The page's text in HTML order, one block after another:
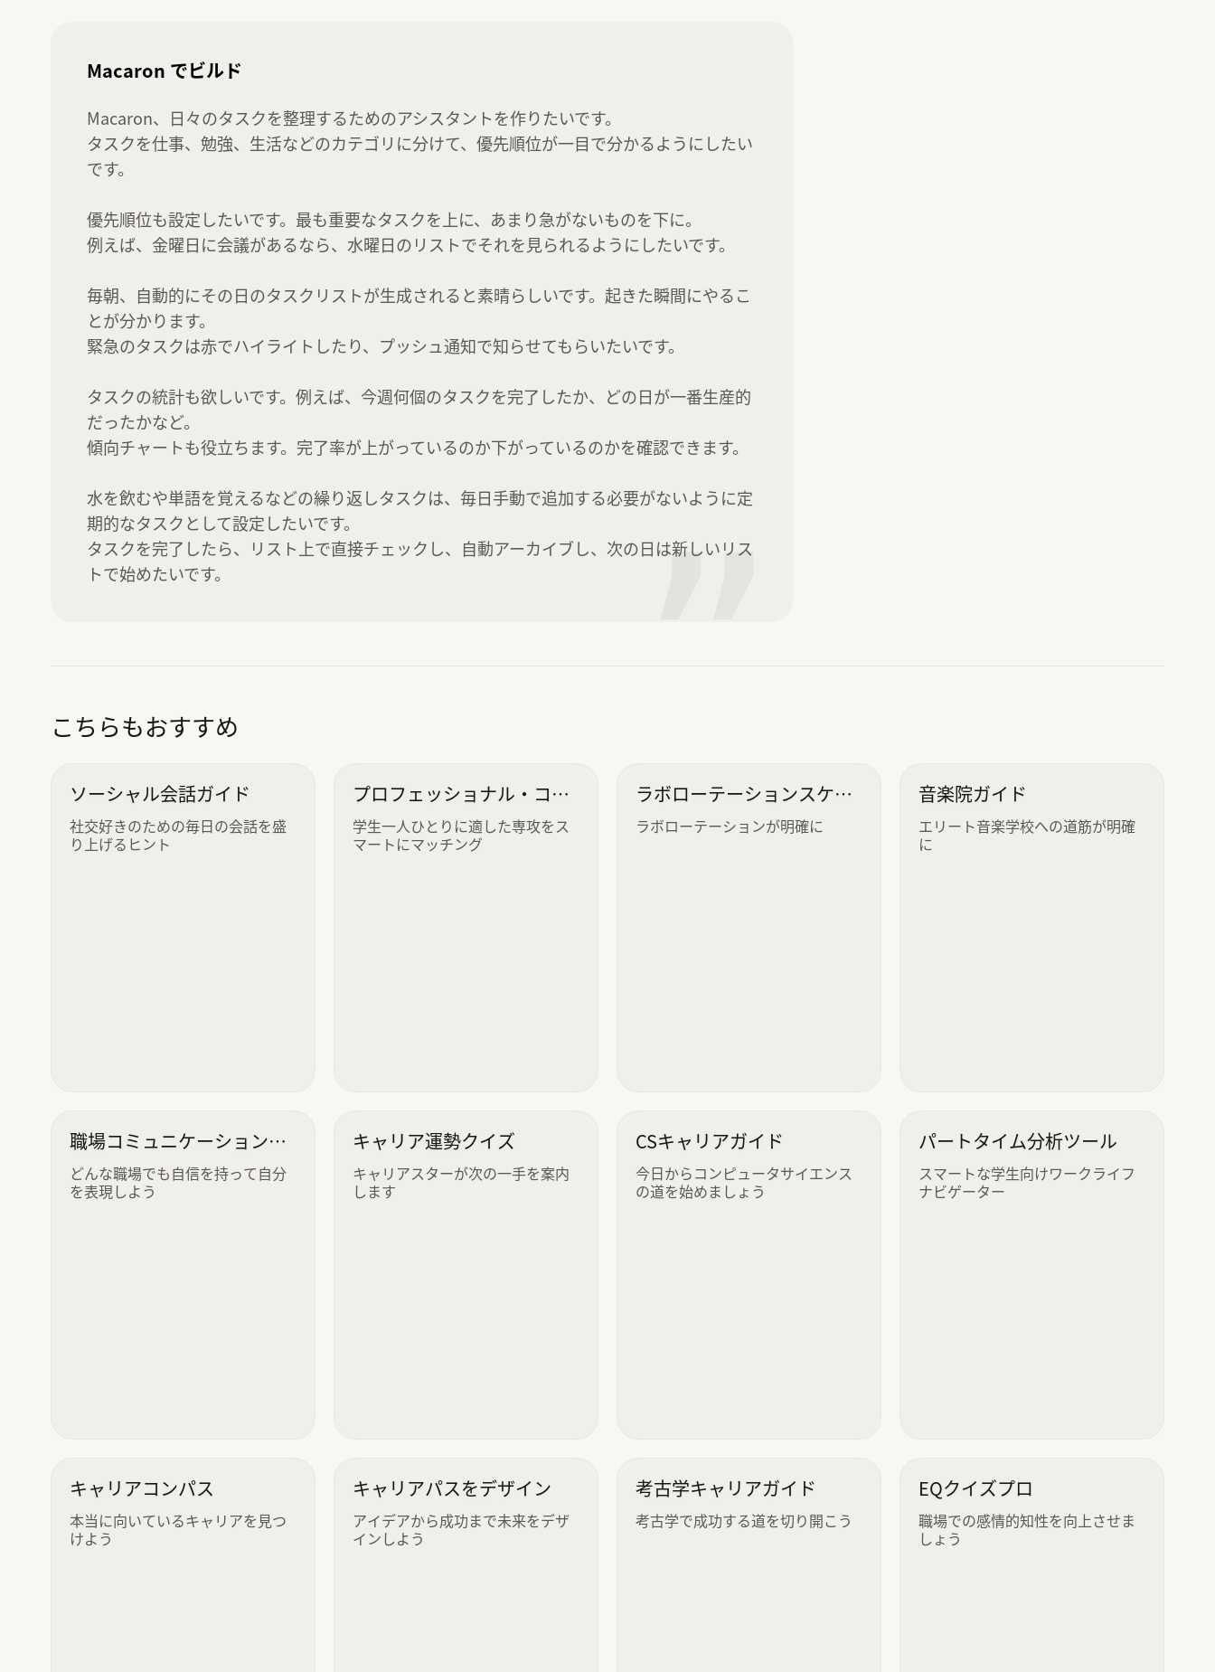
Macaron でビルド
Macaron、日々のタスクを整理するためのアシスタントを作りたいです。
タスクを仕事、勉強、生活などのカテゴリに分けて、優先順位が一目で分かるようにしたい
です。
優先順位も設定したいです。最も重要なタスクを上に、あまり急がないものを下に。
例えば、金曜日に会議があるなら、水曜日のリストでそれを見られるようにしたいです。
毎朝、自動的にその日のタスクリストが生成されると素晴らしいです。起きた瞬間にやるこ
とが分かります。
緊急のタスクは赤でハイライトしたり、プッシュ通知で知らせてもらいたいです。
タスクの統計も欲しいです。例えば、今週何個のタスクを完了したか、どの日が一番生産的
だったかなど。
傾向チャートも役立ちます。完了率が上がっているのか下がっているのかを確認できます。
水を飲むや単語を覚えるなどの繰り返しタスクは、毎日手動で追加する必要がないように定
期的なタスクとして設定したいです。
タスクを完了したら、リスト上で直接チェックし、自動アーカイブし、次の日は新しいリス
トで始めたいです。
”
こちらもおすすめ
ソーシャル会話ガイド
社交好きのための毎日の会話を盛
り上げるヒント
プロフェッショナル・コン
パス
学生一人ひとりに適した専攻をス
マートにマッチング
ラボローテーションスケジ
ューラー
ラボローテーションが明確に
音楽院ガイド
エリート音楽学校への道筋が明確
に
職場コミュニケーションガ
イド
どんな職場でも自信を持って自分
を表現しよう
キャリア運勢クイズ
キャリアスターが次の一手を案内
します
CSキャリアガイド
今日からコンピュータサイエンス
の道を始めましょう
パートタイム分析ツール
スマートな学生向けワークライフ
ナビゲーター
キャリアコンパス
本当に向いているキャリアを見つ
けよう
キャリアパスをデザイン
アイデアから成功まで未来をデザ
インしよう
考古学キャリアガイド
考古学で成功する道を切り開こう
EQクイズプロ
職場での感情的知性を向上させま
しょう